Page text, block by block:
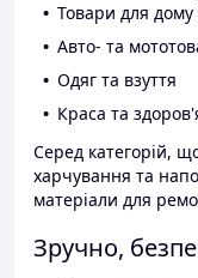
Товари для дому
Авто- та
Одяг та взуття
Краса та
Серед категорій,
харчування та
матеріали для
Зручно,